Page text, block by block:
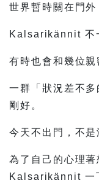
世界暫時關在門外
Kalsarikännit 不
有時也會和幾位
一群「狀況差不
剛好。
今天不出門，不是
為了自己的心理
Kalsarikännit 一